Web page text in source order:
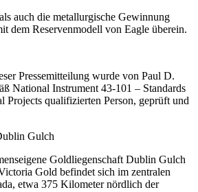
auch die metallurgische Gewinnung
dem Reservenmodell von Eagle überein.
Pressemitteilung wurde von Paul D.
National Instrument 43-101 – Standards
Projects qualifizierten Person, geprüft und
Gulch
Goldliegenschaft Dublin Gulch
Gold befindet sich im zentralen
etwa 375 Kilometer nördlich der